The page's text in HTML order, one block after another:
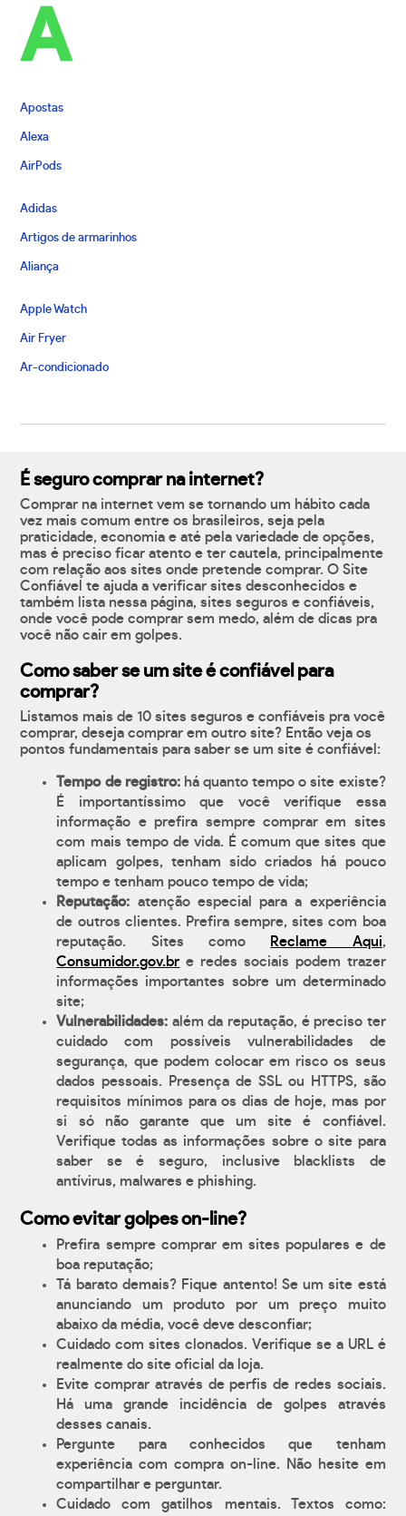
A
Apostas
Alexa
AirPods
Adidas
Artigos de armarinhos
Aliança
Apple Watch
Air Fryer
Ar-condicionado
É seguro comprar na internet?
Comprar na internet vem se tornando um hábito cada
vez mais comum entre os brasileiros, seja pela
praticidade, economia e até pela variedade de opções,
mas é preciso ficar atento e ter cautela, principalmente
com relação aos sites onde pretende comprar. O Site
Confiável te ajuda a verificar sites desconhecidos e
também lista nessa página, sites seguros e confiáveis,
onde você pode comprar sem medo, além de dicas pra
você não cair em golpes.
Como saber se um site é confiável para
comprar?
Listamos mais de 10 sites seguros e confiáveis pra você
comprar, deseja comprar em outro site? Então veja os
pontos fundamentais para saber se um site é confiável:
Tempo de registro:há quanto tempo o site existe?
É importantíssimo que você verifique essa
informação e prefira sempre comprar em sites
com mais tempo de vida. É comum que sites que
aplicam golpes, tenham sido criados há pouco
tempo e tenham pouco tempo de vida;
Reputação: atenção especial para a experiência
de outros clientes. Prefira sempre, sites com boa
reputação. Sites como
Reclame Aqui,
Consumidor.gov.br e redes sociais podem trazer
informações importantes sobre um determinado
site;
Vulnerabilidades: além da reputação, é preciso ter
cuidado com possíveis vulnerabilidades de
segurança, que podem colocar em risco os seus
dados pessoais. Presença de SSL ou HTTPS, são
requisitos mínimos para os dias de hoje, mas por
si só não garante que um site é confiável.
Verifique todas as informações sobre o site para
saber se é seguro, inclusive blacklists de
antívirus, malwares e phishing.
Como evitar golpes on-line?
Prefira sempre comprar em sites populares e de
boa reputação;
Tá barato demais? Fique antento! Se um site está
anunciando um produto por um preço muito
abaixo da média, você deve desconfiar;
Cuidado com sites clonados. Verifique se a URL é
realmente do site oficial da loja.
Evite comprar através de perfis de redes sociais.
Há uma grande incidência de golpes através
desses canais.
Pergunte para conhecidos que tenham
experiência com compra on-line. Não hesite em
compartilhar e perguntar.
Cuidado com gatilhos mentais. Textos como: